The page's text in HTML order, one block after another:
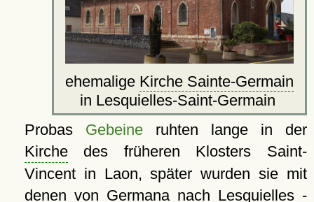
ehemalige Kirche Sainte-Germain
in Lesquielles-Saint-Germain
Probas Gebeineruhten lange in der
Kirchedes früheren Klosters Saint-
Vincent in Laon, später wurden sie mit
denen von Germana nach Lesquielles-